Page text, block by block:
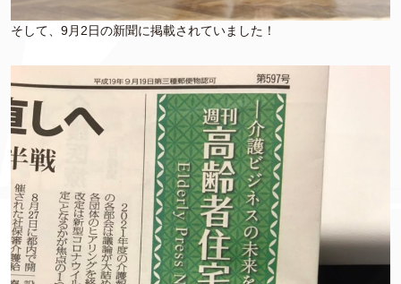
そして、9月2日の新聞に掲載されていました！